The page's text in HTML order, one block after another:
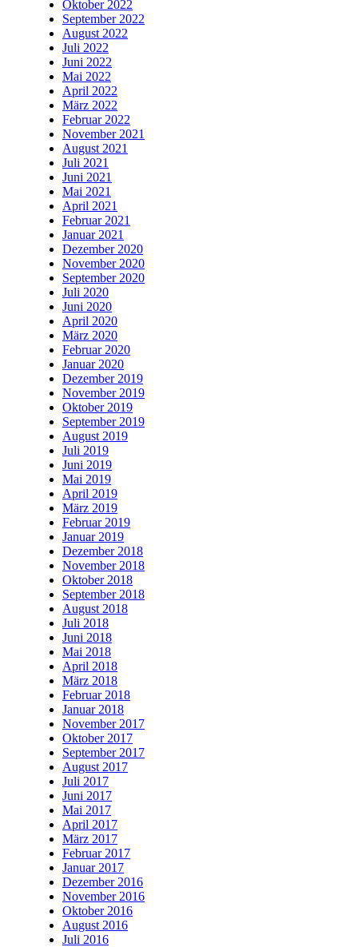
Oktober 2022
September 2022
August 2022
Juli 2022
Juni 2022
Mai 2022
April 2022
März 2022
Februar 2022
November 2021
August 2021
Juli 2021
Juni 2021
Mai 2021
April 2021
Februar 2021
Januar 2021
Dezember 2020
November 2020
September 2020
Juli 2020
Juni 2020
April 2020
März 2020
Februar 2020
Januar 2020
Dezember 2019
November 2019
Oktober 2019
September 2019
August 2019
Juli 2019
Juni 2019
Mai 2019
April 2019
März 2019
Februar 2019
Januar 2019
Dezember 2018
November 2018
Oktober 2018
September 2018
August 2018
Juli 2018
Juni 2018
Mai 2018
April 2018
März 2018
Februar 2018
Januar 2018
November 2017
Oktober 2017
September 2017
August 2017
Juli 2017
Juni 2017
Mai 2017
April 2017
März 2017
Februar 2017
Januar 2017
Dezember 2016
November 2016
Oktober 2016
August 2016
Juli 2016